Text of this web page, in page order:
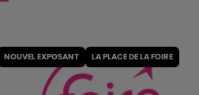
NOUVEL EXPOSANT LA PLACE DE LA FOIRE